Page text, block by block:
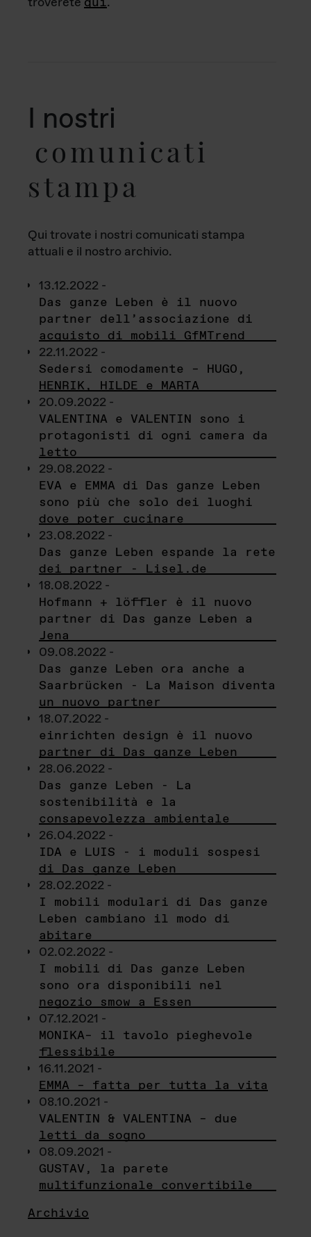
I nostri
comunicati
stampa
Qui trovate i nostri comunicati stampa
attuali e il nostro archivio.
13.12.2022 -
Das ganze Leben è il nuovo
partner dell’associazione di
acquisto di mobili GfMTrend
22.11.2022 -
Sedersi comodamente – HUGO,
HENRIK, HILDE e MARTA
20.09.2022 -
VALENTINA e VALENTIN sono i
protagonisti di ogni camera da
letto
29.08.2022 -
EVA e EMMA di Das ganze Leben
sono più che solo dei luoghi
dove poter cucinare
23.08.2022 -
Das ganze Leben espande la rete
dei partner - Lisel.de
18.08.2022 -
Hofmann + löffler è il nuovo
partner di Das ganze Leben a
Jena
09.08.2022 -
Das ganze Leben ora anche a
Saarbrücken - La Maison diventa
un nuovo partner
18.07.2022 -
einrichten design è il nuovo
partner di Das ganze Leben
28.06.2022 -
Das ganze Leben - La
sostenibilità e la
consapevolezza ambientale
26.04.2022 -
IDA e LUIS - i moduli sospesi
di Das ganze Leben
28.02.2022 -
I mobili modulari di Das ganze
Leben cambiano il modo di
abitare
02.02.2022 -
I mobili di Das ganze Leben
sono ora disponibili nel
negozio smow a Essen
07.12.2021 -
MONIKA– il tavolo pieghevole
flessibile
16.11.2021 -
EMMA – fatta per tutta la vita
08.10.2021 -
VALENTIN & VALENTINA – due
letti da sogno
08.09.2021 -
GUSTAV, la parete
multifunzionale convertibile
Archivio